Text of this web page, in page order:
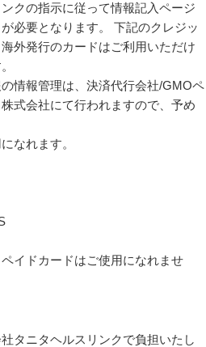
クの指示に従って情報記入ページ
必要となります。 下記のクレジッ
外発行のカードはご利用いただけ
情報管理は、決済代行会社/GMOペ
式会社にて行われますので、予め
なれます。
イドカードはご使用になれませ
タニタヘルスリンクで負担いたし